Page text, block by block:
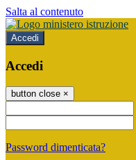
Salta al contenuto
Accedi
Accedi
button close ×
Password dimenticata?